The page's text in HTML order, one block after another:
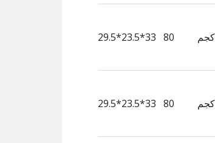
80
33*23.5*29.5
80
33*23.5*29.5